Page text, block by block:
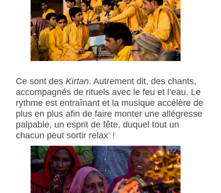
Ce sont des Kirtan. Autrement dit, des chants,
accompagnés de rituels avec le feu et l’eau. Le
rythme est entraînant et la musique accélère de
plus en plus afin de faire monter une allégresse
palpable, un esprit de fête, duquel tout un
chacun peut sortir relax’ !